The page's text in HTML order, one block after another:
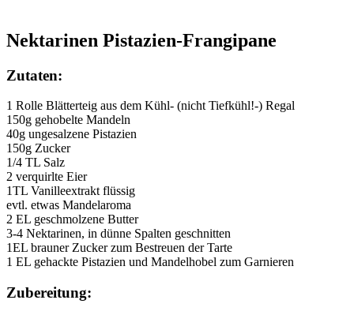
Nektarinen Pistazien-Frangipane
Zutaten:
1 Rolle Blätterteig aus dem Kühl- (nicht Tiefkühl!-) Regal
150g gehobelte Mandeln
40g ungesalzene Pistazien
150g Zucker
1/4 TL Salz
2 verquirlte Eier
1TL Vanilleextrakt flüssig
evtl. etwas Mandelaroma
2 EL geschmolzene Butter
3-4 Nektarinen, in dünne Spalten geschnitten
1EL brauner Zucker zum Bestreuen der Tarte
1 EL gehackte Pistazien und Mandelhobel zum Garnieren
Zubereitung: